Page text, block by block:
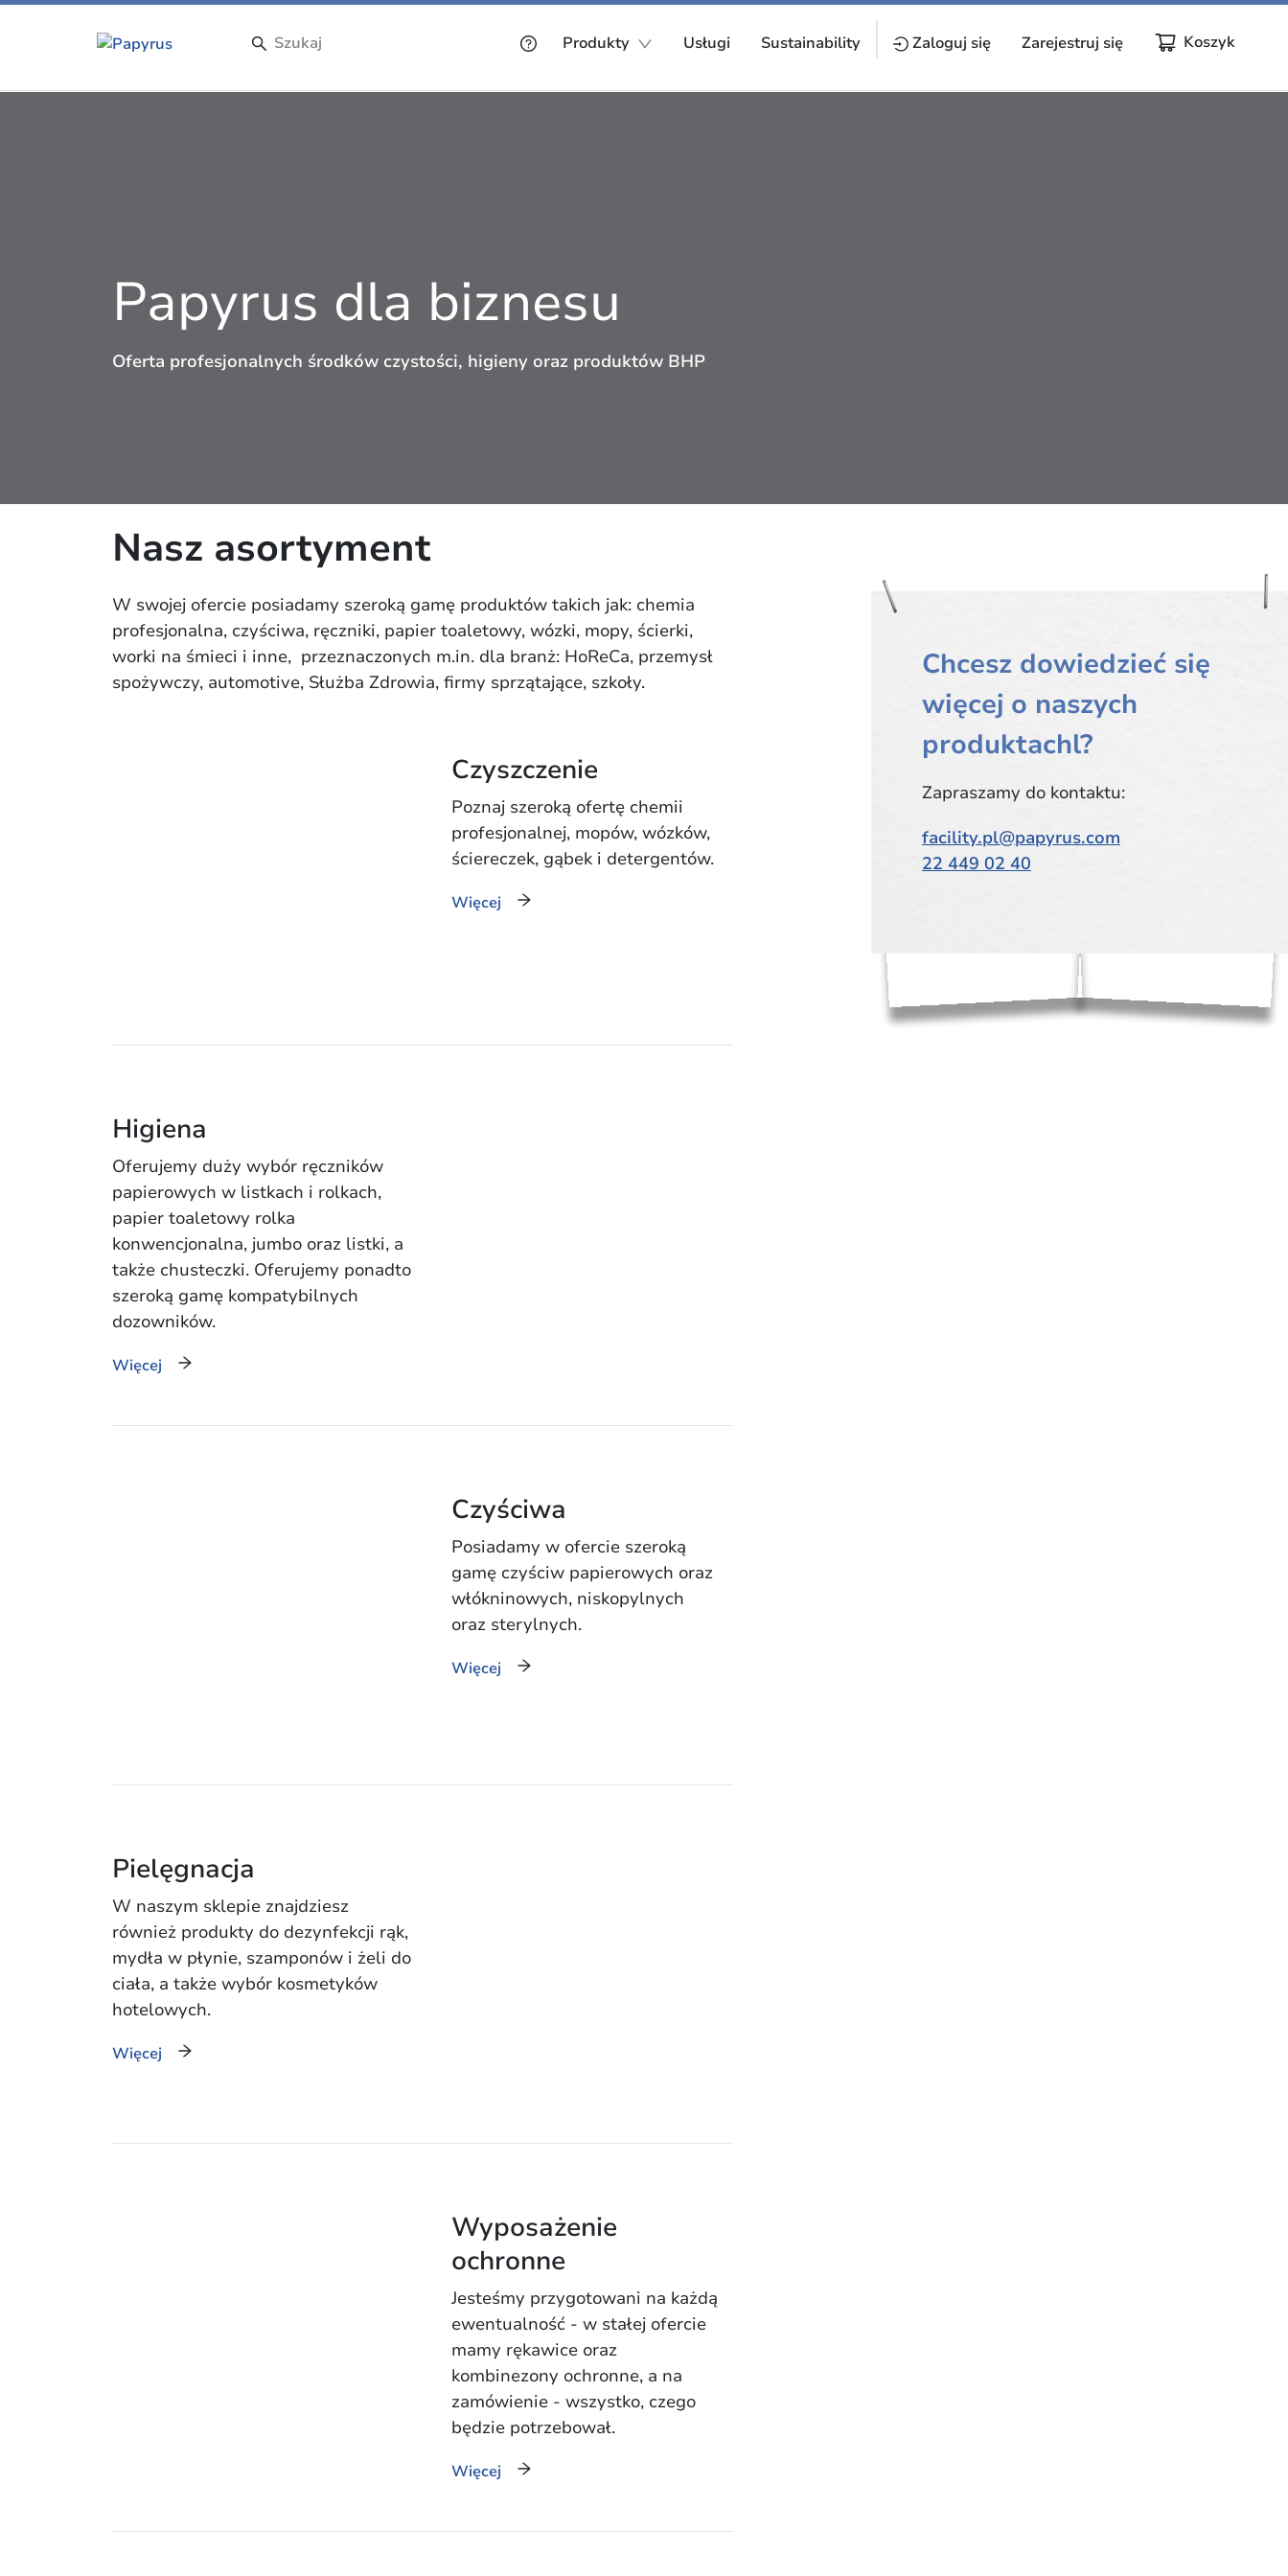
Produkty Usługi Sustainability Zaloguj się Zarejestruj się Koszyk
Papyrus dla biznesu
Oferta profesjonalnych środków czystości, higieny oraz produktów BHP
Nasz asortyment
W swojej ofercie posiadamy szeroką gamę produktów takich jak: chemia
profesjonalna, czyściwa, ręczniki, papier toaletowy, wózki, mopy, ścierki,
worki na śmieci i inne, przeznaczonych m.in. dla branż: HoReCa, przemysł
spożywczy, automotive, Służba Zdrowia, firmy sprzątające, szkoły.
Czyszczenie
Poznaj szeroką ofertę chemii
profesjonalnej, mopów, wózków,
ściereczek, gąbek i detergentów.
Więcej
Higiena
Oferujemy duży wybór ręczników
papierowych w listkach i rolkach,
papier toaletowy rolka
konwencjonalna, jumbo oraz listki, a
także chusteczki. Oferujemy ponadto
szeroką gamę kompatybilnych
dozowników.
Więcej
Czyściwa
Posiadamy w ofercie szeroką
gamę czyściw papierowych oraz
włókninowych, niskopylnych
oraz sterylnych.
Więcej
Pielęgnacja
W naszym sklepie znajdziesz
również produkty do dezynfekcji rąk,
mydła w płynie, szamponów i żeli do
ciała, a także wybór kosmetyków
hotelowych.
Więcej
Wyposażenie
ochronne
Jesteśmy przygotowani na każdą
ewentualność - w stałej ofercie
mamy rękawice oraz
kombinezony ochronne, a na
zamówienie - wszystko, czego
będzie potrzebował.
Więcej
Chcesz dowiedzieć się
więcej o naszych
produktachl?
Zapraszamy do kontaktu:
facility.pl@papyrus.com
22 449 02 40